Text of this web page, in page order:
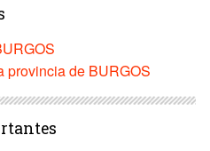
provincia de BURGOS